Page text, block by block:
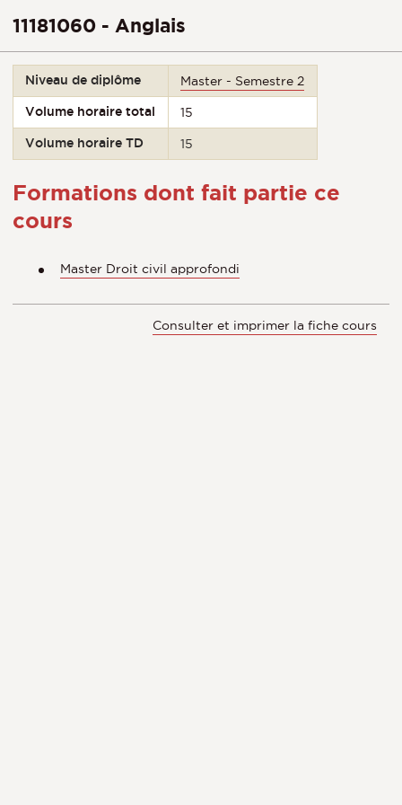
11181060 - Anglais
Niveau de diplôme Master - Semestre 2
Volume horaire total 15
Volume horaire TD 15
Formations dont fait partie ce
cours
Master Droit civil approfondi
Consulter et imprimer la fiche cours